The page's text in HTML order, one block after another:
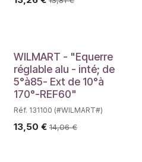
WILMART - "Equerre
réglable alu - inté; de
5°à85- Ext de 10°à
170°-REF60"
Réf. 131100 (#WILMART#)
13,50 € 14,06€